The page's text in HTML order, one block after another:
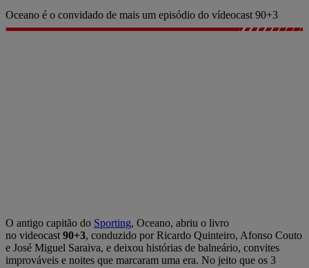
Oceano é o convidado de mais um episódio do vídeocast 90+3
O antigo capitão do Sporting, Oceano, abriu o livro
no videocast 90+3, conduzido por Ricardo Quinteiro, Afonso Couto
e José Miguel Saraiva, e deixou histórias de balneário, convites
improváveis e noites que marcaram uma era. No jeito que os 3